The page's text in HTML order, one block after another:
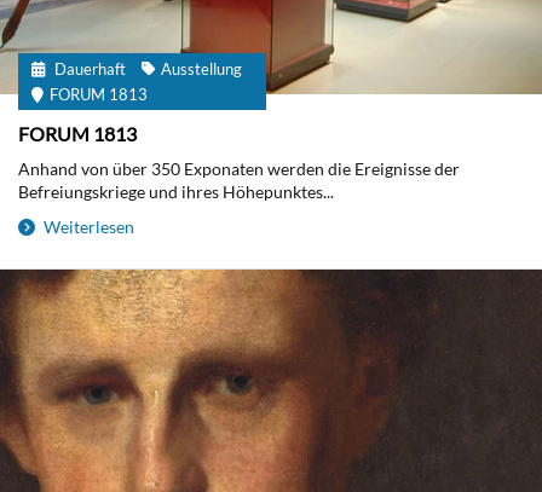
Dauerhaft
Ausstellung
FORUM 1813
FORUM 1813
Anhand von über 350 Exponaten werden die Ereignisse der
Befreiungskriege und ihres Höhepunktes...
Weiterlesen